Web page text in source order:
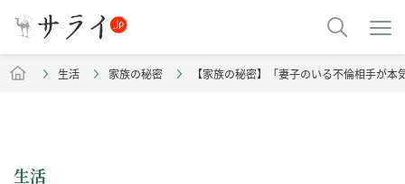
生活 家族の秘密 【家族の秘密】「妻子のいる不倫相手が
生活